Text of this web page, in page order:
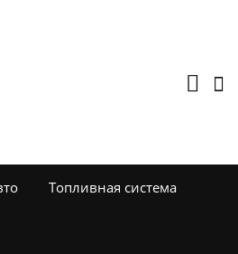
Топливная система